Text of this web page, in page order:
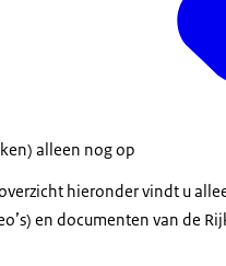
alleen nog op
hieronder vindt u
en documenten van de